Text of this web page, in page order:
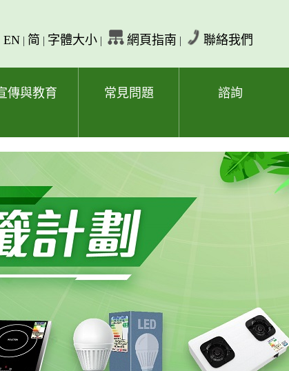
EN | 简 | 字體大小 | 網頁指南 | 聯絡我們
傳與教育 常見問題 諮詢